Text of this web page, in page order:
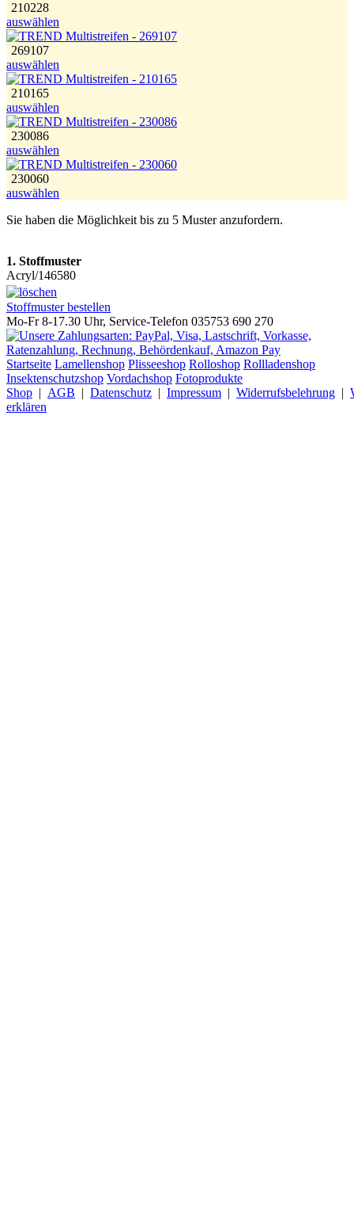
210228
auswählen
269107
auswählen
210165
auswählen
230086
auswählen
230060
auswählen
Sie haben die Möglichkeit bis zu 5 Muster anzufordern.
1. Stoffmuster
Acryl/146580
Stoffmuster bestellen
Mo-Fr 8-17.30 Uhr, Service-Telefon 035753 690 270
Startseite Lamellenshop Plisseeshop Rolloshop Rollladenshop
Insektenschutzshop Vordachshop Fotoprodukte
Shop | AGB | Datenschutz | Impressum | Widerrufsbelehrung |
erklären